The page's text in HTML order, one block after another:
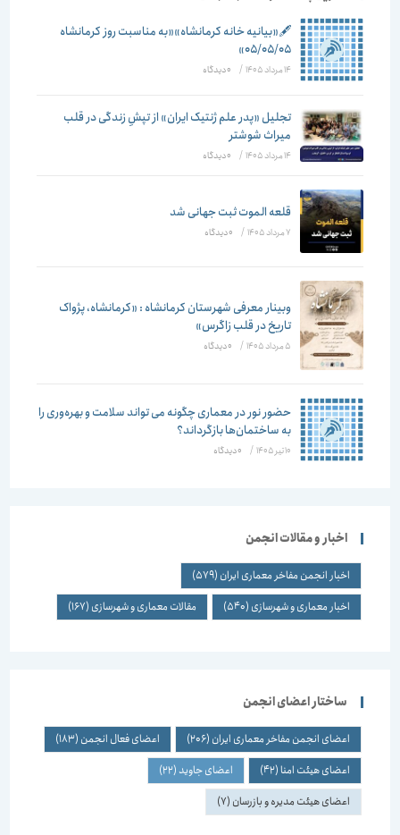
🖋️«بیانیه خانه کرمانشاه»«به مناسبت روز کرمانشاه
۰۵/۰۵/۰۵»
14 مرداد 1405 / ۰ دیدگاه
تجلیل «پدر علم ژنتیک ایران» از تپشِ زندگی در قلب
میراث شوشتر
14 مرداد 1405 / ۰ دیدگاه
قلعه الموت ثبت جهانی شد
7 مرداد 1405 / ۰ دیدگاه
وبینار معرفی شهرستان کرمانشاه : «کرمانشاه، پژواک
تاریخ در قلب زاگرس»
5 مرداد 1405 / ۰ دیدگاه
حضور نور در معماری چگونه می تواند سلامت و بهره‌وری را
به ساختمان‌ها بازگرداند؟
10 تیر 1405 / ۰ دیدگاه
اخبار و مقالات انجمن
اخبار انجمن مفاخر معماری ایران(579)
اخبار معماری و شهرسازی(540) مقالات معماری و شهرسازی(167)
ساختار اعضای انجمن
اعضای انجمن مفاخر معماری ایران(206) اعضای فعال انجمن(183)
اعضای هیئت امنا (42) اعضای جاوید(22)
اعضای هیئت مدیره و بازرسان(7)